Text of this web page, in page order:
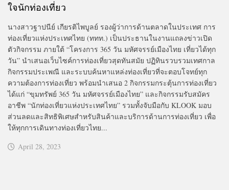
ใจนักท่องเที่ยว
นางสาวฐาปนีย์ เกียรติไพบูลย์ รองผู้ว่าการด้านตลาดในประเทศ การ
ท่องเที่ยวแห่งประเทศไทย (ททท.) เป็นประธานในงานแถลงข่าวเปิด
ตัวกิจกรรม ภายใต้ “โครงการ 365 วัน มหัศจรรย์เมืองไทย เที่ยวได้ทุก
วัน” นำเสนอเว็บไซค์การท่องเที่ยวสุดทันสมัย ปฏิทินรวบรวมเทศกาล
กิจกรรมประเพณี และระบบค้นหาแหล่งท่องเที่ยวที่จะตอบโจทย์ทุก
ความต้องการท่องเที่ยว พร้อมนำเสนอ 2 กิจกรรมกระตุ้นการท่องเที่ยว
ได้แก่ “ขุมทรัพย์ 365 วัน มหัศจรรย์เมืองไทย” และกิจกรรมรับสมัคร
อาชีพ “นักท่องเที่ยวแห่งประเทศไทย” รวมทั้งจับมือกับ KLOOK มอบ
ส่วนลดและสิทธิพิเศษสำหรับสินค้าและบริการด้านการท่องเที่ยว เพื่อ
ให้ทุกการเดินทางท่องเที่ยวไทย...
April 28, 2023